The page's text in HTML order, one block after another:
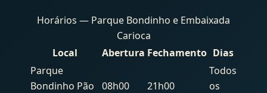
Horários — Parque Bondinho e Embaixada
Carioca
Local
Abertura Fechamento Dias
Parque
Bondinho Pão
08h00 21h00
Todos
os